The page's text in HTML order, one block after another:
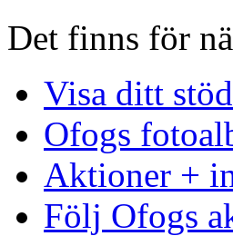
Det finns för
Visa ditt
Ofogs
Aktioner +
Följ Ofogs